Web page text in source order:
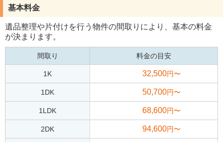
基本料金
遺品整理や片付けを行う物件の間取りにより、基本の料金
が決まります。
間取り 料金の目安
1K 32,500円〜
1DK 50,700円〜
1LDK 68,600円〜
2DK 94,600円〜